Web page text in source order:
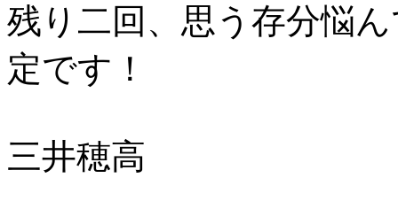
残り二回、思う存分悩
定です！
三井穂高